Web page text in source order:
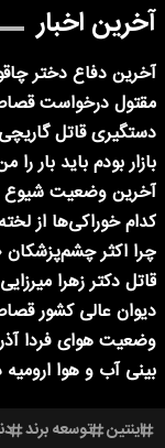
آخرین اخبار
آخرین دفاع دختر
مقتول درخواست
دستگیری قاتل
بازار بودم باید بار
آخرین وضعیت شیوع
کدام خوراکی‌ها از
چرا اکثر چشم‌پزشکان
قاتل دکتر زهرا
دیوان عالی کشور
بینی آب و هوا ارومیه در ۲۴ ساعت آینده +
اینتین توسعه برند